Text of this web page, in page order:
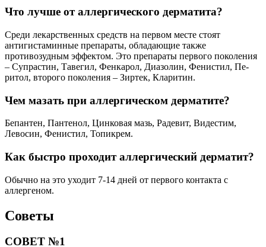
Что лучше от аллергического дерматита?
Среди лекарственных средств на первом месте стоят
антигистаминные препараты, обладающие также
противозудным эффектом. Это препараты первого поколения
– Супрастин, Тавегил, Фенкарол, Диазолин, Фенистил, Пе-
ритол, второго поколения – Зиртек, Кларитин.
Чем мазать при аллергическом дерматите?
Бепантен, Пантенол, Цинковая мазь, Радевит, Видестим,
Левосин, Фенистил, Топикрем.
Как быстро проходит аллергический дерматит?
Обычно на это уходит 7-14 дней от первого контакта с
аллергеном.
Советы
СОВЕТ №1